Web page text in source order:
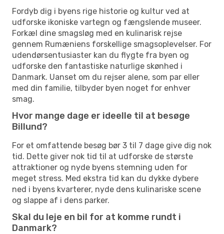
Fordyb dig i byens rige historie og kultur ved at
udforske ikoniske vartegn og fængslende museer.
Forkæl dine smagsløg med en kulinarisk rejse
gennem Rumæniens forskellige smagsoplevelser. For
udendørsentusiaster kan du flygte fra byen og
udforske den fantastiske naturlige skønhed i
Danmark. Uanset om du rejser alene, som par eller
med din familie, tilbyder byen noget for enhver
smag.
Hvor mange dage er ideelle til at besøge
Billund?
For et omfattende besøg bør 3 til 7 dage give dig nok
tid. Dette giver nok tid til at udforske de største
attraktioner og nyde byens stemning uden for
meget stress. Med ekstra tid kan du dykke dybere
ned i byens kvarterer, nyde dens kulinariske scene
og slappe af i dens parker.
Skal du leje en bil for at komme rundt i
Danmark?